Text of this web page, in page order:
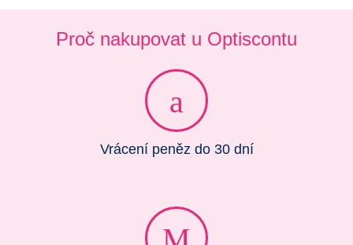
Proč nakupovat u Optiscontu
Vrácení peněz do 30 dní